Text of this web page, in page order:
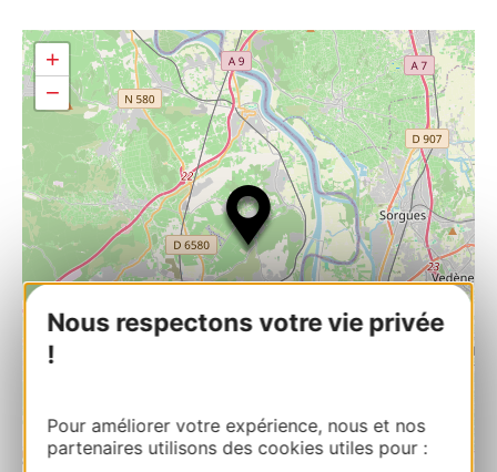
Nous respectons votre vie privée
!
Pour améliorer votre expérience, nous et nos
partenaires utilisons des cookies utiles pour :
+
−